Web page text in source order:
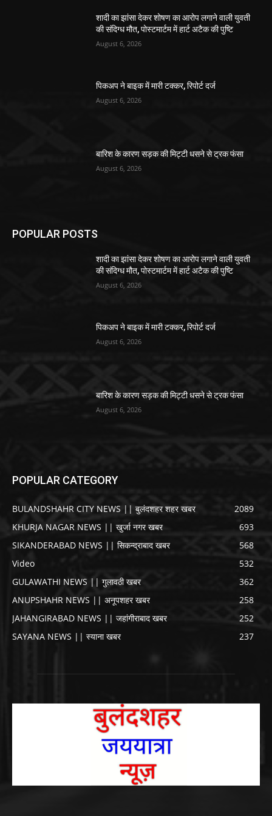
शादी का झांसा देकर शोषण का आरोप लगाने वाली युवती
की संदिग्ध मौत, पोस्टमार्टम में हार्ट अटैक की पुष्टि
August 6, 2026
पिकअप ने बाइक में मारी टक्कर, रिपोर्ट दर्ज
August 6, 2026
बारिश के कारण सड़क की मिट्टी धसने से ट्रक फंसा
August 6, 2026
POPULAR POSTS
शादी का झांसा देकर शोषण का आरोप लगाने वाली युवती
की संदिग्ध मौत, पोस्टमार्टम में हार्ट अटैक की पुष्टि
August 6, 2026
पिकअप ने बाइक में मारी टक्कर, रिपोर्ट दर्ज
August 6, 2026
बारिश के कारण सड़क की मिट्टी धसने से ट्रक फंसा
August 6, 2026
POPULAR CATEGORY
BULANDSHAHR CITY NEWS || बुलंदशहर शहर खबर
2089
KHURJA NAGAR NEWS || खुर्जा नगर खबर
693
SIKANDERABAD NEWS || सिकन्द्राबाद खबर
568
Video
532
GULAWATHI NEWS || गुलावठी खबर
362
ANUPSHAHR NEWS || अनूपशहर खबर
258
JAHANGIRABAD NEWS || जहांगीराबाद खबर
252
SAYANA NEWS || स्याना खबर
237